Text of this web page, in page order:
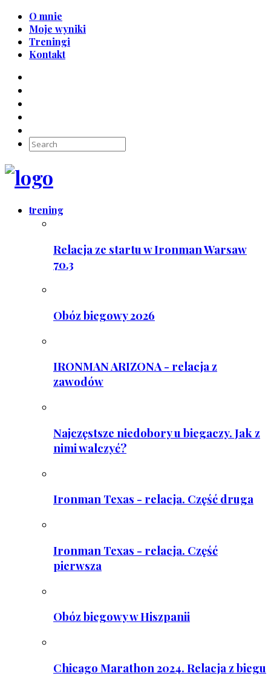
O mnie
Moje wyniki
Treningi
Kontakt
trening
Relacja ze startu w Ironman Warsaw
70.3
Obóz biegowy 2026
IRONMAN ARIZONA - relacja z
zawodów
Najczęstsze niedobory u biegaczy. Jak z
nimi walczyć?
Ironman Texas - relacja. Część druga
Ironman Texas - relacja. Część
pierwsza
Obóz biegowy w Hiszpanii
Chicago Marathon 2024. Relacja z biegu